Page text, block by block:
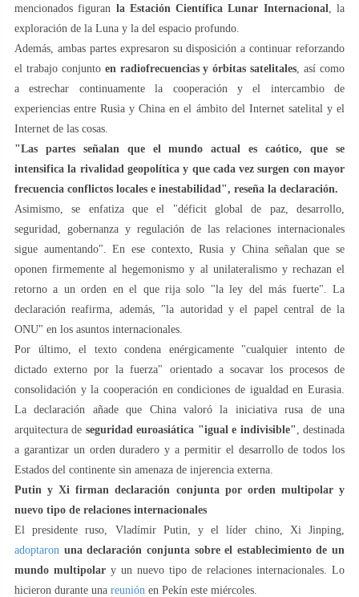
mencionados figuran la Estación Científica Lunar Internacional
, la
exploración de la Luna y la del espacio profundo.
Además, ambas partes expresaron su disposición a continuar reforzando
el trabajo conjunto en radiofrecuencias y órbitas satelitales , así como
a estrechar continuamente la cooperación y el intercambio de
experiencias entre Rusia y China en el ámbito del Internet satelital y el
Internet de las cosas.
"Las partes señalan que el mundo actual es caótico, que se
intensifica la rivalidad geopolítica y que cada vez surgen con mayor
frecuencia conflictos locales e inestabilidad", reseña la declaración.
Asimismo, se enfatiza que el "déficit global de paz, desarrollo,
seguridad, gobernanza y regulación de las relaciones internacionales
sigue aumentando". En ese contexto, Rusia y China señalan que se
oponen firmemente al hegemonismo y al unilateralismo y rechazan el
retorno a un orden en el que rija solo "la ley del más fuerte". La
declaración reafirma, además, "la autoridad y el papel central de la
ONU" en los asuntos internacionales.
Por último, el texto condena enérgicamente "cualquier intento de
dictado externo por la fuerza" orientado a socavar los procesos de
consolidación y la cooperación en condiciones de igualdad en Eurasia.
La declaración añade que China valoró la iniciativa rusa de una
arquitectura de seguridad euroasiática "igual e indivisible" , destinada
a garantizar un orden duradero y a permitir el desarrollo de todos los
Estados del continente sin amenaza de injerencia externa.
Putin y Xi firman declaración conjunta por orden multipolar y
nuevo tipo de relaciones internacionales
El presidente ruso, Vladímir Putin, y el líder chino, Xi Jinping,
adoptaron una declaración conjunta sobre el establecimiento de un
mundo multipolar y un nuevo tipo de relaciones internacionales. Lo
hicieron durante una reunión en Pekín este miércoles.